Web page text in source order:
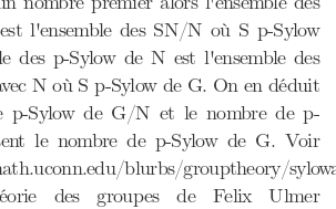
l'ensemble des SN/N où S p-Sylow
des p-Sylow de N est l'ensemble des
N où S p-Sylow de G. On en déduit
p-Sylow de G/N et le nombre de p-
le nombre de p-Sylow de G. Voir
blurbs/grouptheory/
des groupes de Felix Ulmer